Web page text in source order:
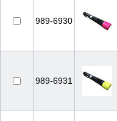
989-6930
989-6931